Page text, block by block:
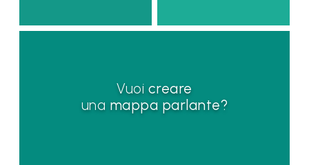
Vuoi creare
una mappa parlante?